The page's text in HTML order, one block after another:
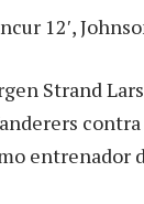
12′,
Strand
contra
entrenador